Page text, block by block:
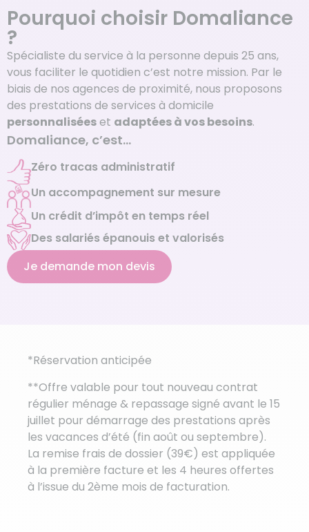
Pourquoi choisir Domaliance
?
Spécialiste du service à la personne depuis 25 ans,
vous faciliter le quotidien c’est notre mission. Par le
biais de nos agences de proximité, nous proposons
des prestations de services à domicile
personnaliséeset adaptées à vos besoins.
Domaliance, c’est…
Zéro tracas administratif
Un accompagnement sur mesure
Un crédit d’impôt en temps réel
Des salariés épanouis et valorisés
Je demande mon devis
*Réservation anticipée
**Offre valable pour tout nouveau contrat
régulier ménage & repassage signé avant le 15
juillet pour démarrage des prestations après
les vacances d’été (fin août ou septembre).
La remise frais de dossier (39€) est appliquée
à la première facture et les 4 heures offertes
à l’issue du 2ème mois de facturation.